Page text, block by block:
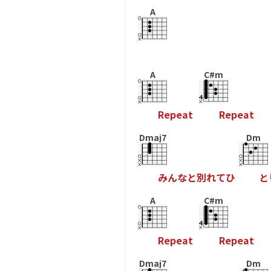
A
A
Repeat
C#m
Repeat
Dmaj7
みんなと別れてひ
Dm
と
A
Repeat
C#m
Repeat
Dmaj7 Dm